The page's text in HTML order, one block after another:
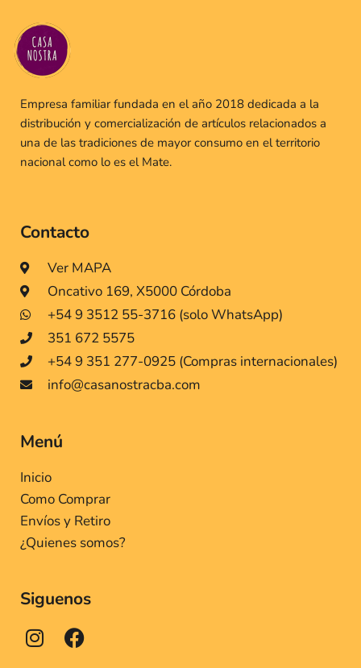
Empresa familiar fundada en el año 2018 dedicada a la
distribución y comercialización de artículos relacionados a
una de las tradiciones de mayor consumo en el territorio
nacional como lo es el Mate.
Contacto
Ver MAPA
Oncativo 169, X5000 Córdoba
+54 9 3512 55-3716 (solo WhatsApp)
351 672 5575
+54 9 351 277-0925 (Compras internacionales)
info@casanostracba.com
Menú
Inicio
Como Comprar
Envíos y Retiro
¿Quienes somos?
Siguenos